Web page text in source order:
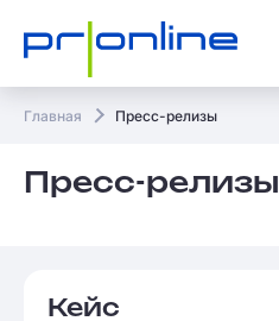
Главная Пресс-релизы
Пресс-релизы
Кейс